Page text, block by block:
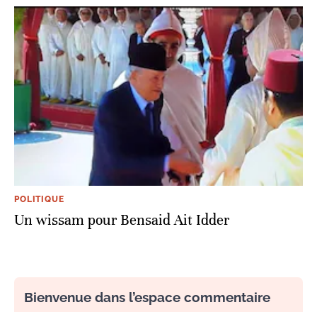
POLITIQUE
Un wissam pour Bensaid Ait Idder
Bienvenue dans l’espace commentaire